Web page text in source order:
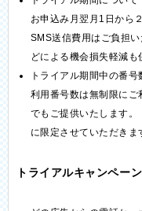
お申込み月翌月1日から
SMS送信費用はご負担
どによる機会損失軽減も
トライアル期間中の番号
利用番号数は無制限に
でもご提供いたします。
に限定させていただきま
トライアルキャンペー